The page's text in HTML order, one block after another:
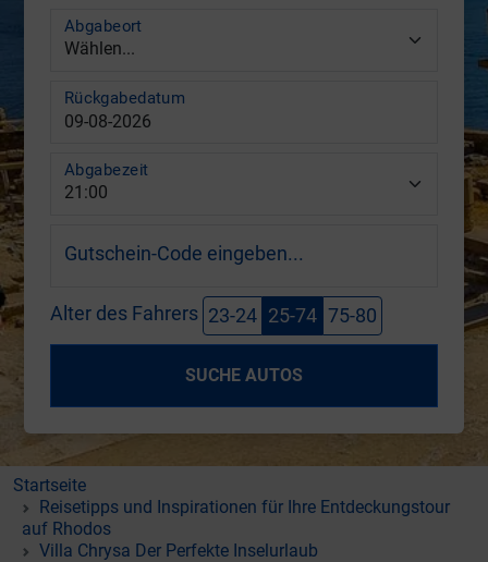
Abgabeort
Rückgabedatum
Abgabezeit
Gutschein-Code eingeben...
Alter des Fahrers 23-24 25-74 75-80
SUCHE AUTOS
Startseite
Reisetipps und Inspirationen für Ihre Entdeckungstour
auf Rhodos
Villa Chrysa Der Perfekte Inselurlaub